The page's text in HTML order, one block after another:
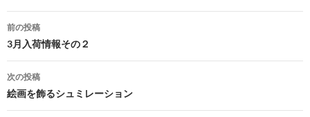
投
稿
ナ
ビ
前の投稿
3月入荷情報その２
次の投稿
絵画を飾るシュミレーション